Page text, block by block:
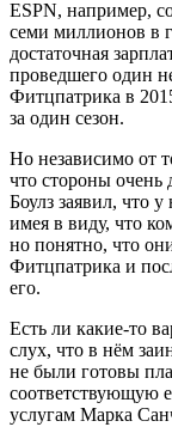
ESPN, например,
семи миллионов в
достаточная
проведшего один
Фитцпатрика в
за один сезон.
Но независимо от
что стороны очень
Боулз заявил, что
имея в виду, что
но понятно, что
Фитцпатрика и
его.
Есть ли какие-то
слух, что в нём
не были готовы
соответствующую
услугам Марка